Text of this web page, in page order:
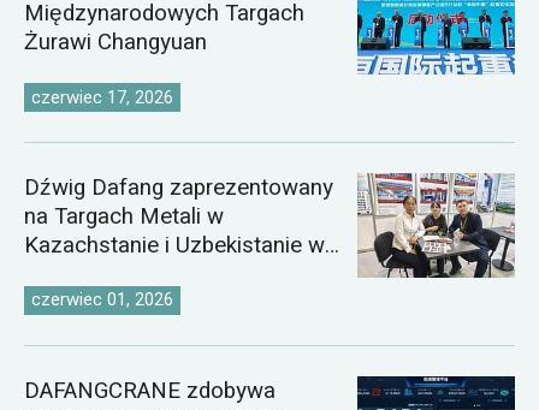
Międzynarodowych Targach
Żurawi Changyuan
czerwiec 17, 2026
Dźwig Dafang zaprezentowany
na Targach Metali w
Kazachstanie i Uzbekistanie w
czerwiec 01, 2026
DAFANGCRANE zdobywa